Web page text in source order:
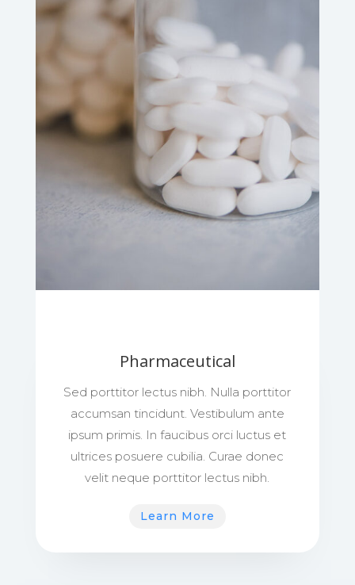
Pharmaceutical
Sed porttitor lectus nibh. Nulla porttitor
accumsan tincidunt. Vestibulum ante
ipsum primis. In faucibus orci luctus et
ultrices posuere cubilia. Curae donec
velit neque porttitor lectus nibh.
Learn More